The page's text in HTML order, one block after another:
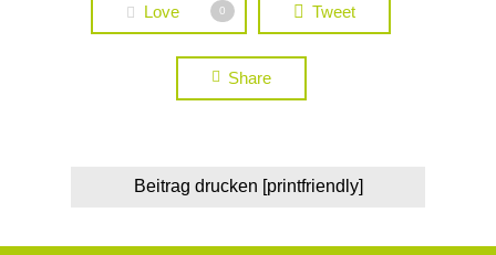
Love 0 Tweet
Share
Beitrag drucken [printfriendly]